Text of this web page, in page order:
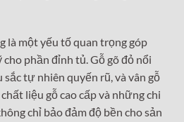
là một yếu tố quan trọng góp
phần đỉnh tủ. Gỗ gõ đỏ nổi
tự nhiên quyến rũ, và vân gỗ
liệu gỗ cao cấp và những chi
chỉ bảo đảm độ bền cho sản